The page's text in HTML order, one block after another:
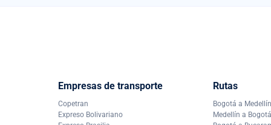
Empresas de transporte
Copetran
Expreso Bolivariano
Rutas
Bogotá a Medellín
Medellín a Bogotá